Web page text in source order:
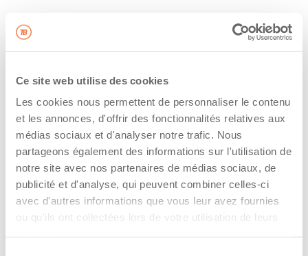
Ce site web utilise des cookies
Les cookies nous permettent de personnaliser le contenu
et les annonces, d'offrir des fonctionnalités relatives aux
médias sociaux et d'analyser notre trafic. Nous
partageons également des informations sur l'utilisation de
notre site avec nos partenaires de médias sociaux, de
publicité et d'analyse, qui peuvent combiner celles-ci
avec d'autres informations que vous leur avez fournies
ou qu'ils ont collectées lors de votre utilisation de leurs